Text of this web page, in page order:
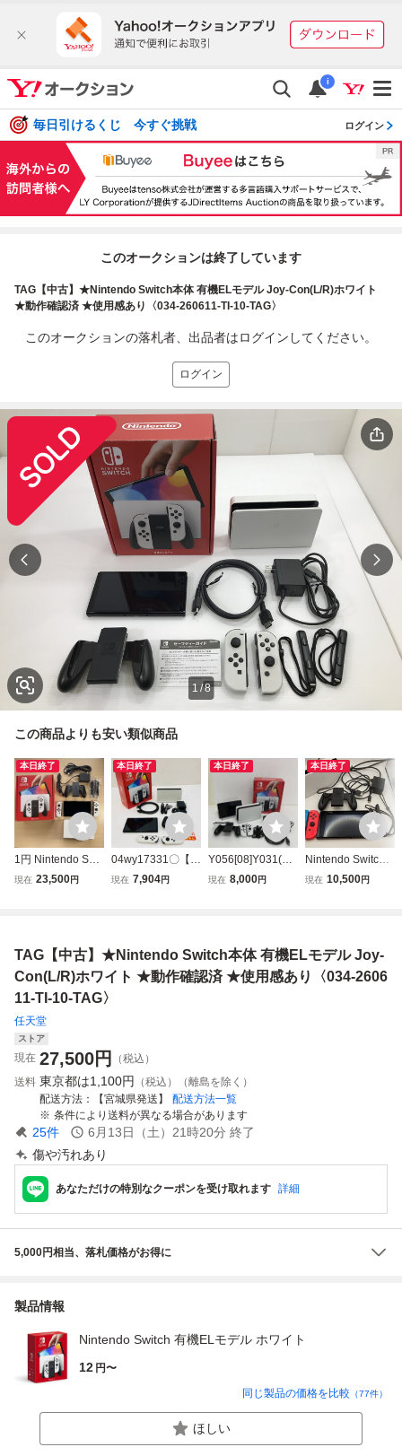
i
毎日引けるくじ 今すぐ挑戦 ログイン
このオークションは終了しています
TAG【中古】★Nintendo Switch本体 有機ELモデル Joy-Con(L/R)ホワイト
★動作確認済 ★使用感あり〈034-260611-TI-10-TAG〉
このオークションの落札者、出品者はログインしてください。
ログイン
1/8
この商品よりも安い類似商品
本日終了
1円 Nintendo Swit
ch 有機ELモデル
現在 23,500円
本日終了
04wy17331〇【1
円～】Nintendo S
任天堂] 現状品
現在 7,904円
本日終了
Y056[08]Y031(ゲ
ーム) 中古 Ninten
AAA
現在 8,000円
本日終了
Nintendo Switch
ニンテンドースイ
現在 10,500円
TAG【中古】★Nintendo Switch本体 有機ELモデル Joy-
Con(L/R)ホワイト ★動作確認済 ★使用感あり〈034-2606
11-TI-10-TAG〉
任天堂
ストア
現在 27,500円
（税込）
送料 東京都は1,100円
（税込）（離島を除く）
配送方法
【宮城県発送】
配送方法一覧
条件により送料が異なる場合があります
25件 6月13日（土）21時20分 終了
傷や汚れあり
あなただけの特別なクーポンを受け取れます 詳細
5,000円相当、落札価格がお得に
製品情報
Nintendo Switch 有機ELモデル ホワイト
12 円〜
同じ製品の価格を比較 （77件）
ほしい